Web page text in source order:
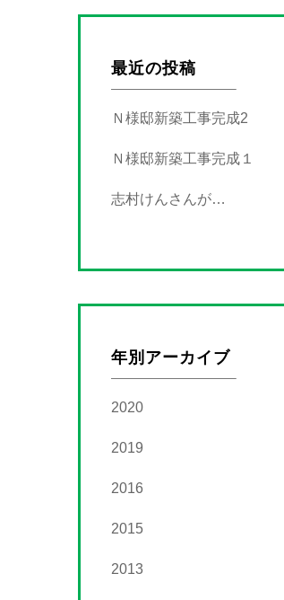
最近の投稿
Ｎ様邸新築工事完成2
Ｎ様邸新築工事完成１
志村けんさんが…
年別アーカイブ
2020
2019
2016
2015
2013